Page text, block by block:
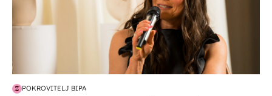
POKROVITELJ BIPA